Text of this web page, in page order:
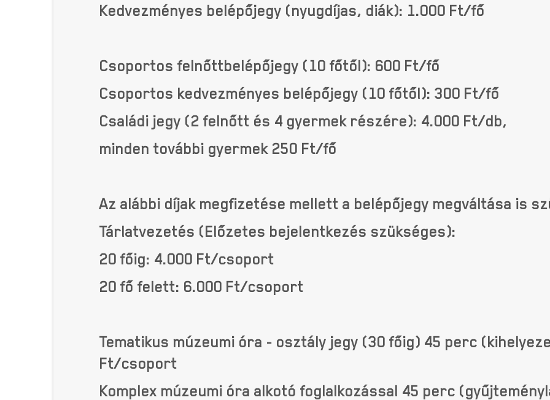
Kedvezményes belépőjegy (nyugdíjas, diák): 1.000 Ft/fő
Csoportos felnőttbelépőjegy (10 főtől): 600 Ft/fő
Csoportos kedvezményes belépőjegy (10 főtől): 300 Ft/fő
Családi jegy (2 felnőtt és 4 gyermek részére): 4.000 Ft/db,
minden további gyermek 250 Ft/fő
Az alábbi díjak megfizetése mellett a belépőjegy megváltása is
Tárlatvezetés (Előzetes bejelentkezés szükséges):
20 főig: 4.000 Ft/csoport
20 fő felett: 6.000 Ft/csoport
Tematikus múzeumi óra - osztály jegy (30 főig) 45 perc
Ft/csoport
Komplex múzeumi óra alkotó foglalkozással 45 perc